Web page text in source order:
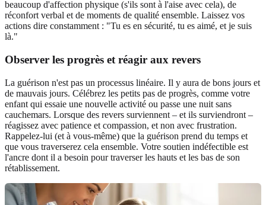
beaucoup d'affection physique (s'ils sont à l'aise avec cela), de
réconfort verbal et de moments de qualité ensemble. Laissez vos
actions dire constamment : "Tu es en sécurité, tu es aimé, et je suis
là."
Observer les progrès et réagir aux revers
La guérison n'est pas un processus linéaire. Il y aura de bons jours et
de mauvais jours. Célébrez les petits pas de progrès, comme votre
enfant qui essaie une nouvelle activité ou passe une nuit sans
cauchemars. Lorsque des revers surviennent – et ils surviendront –
réagissez avec patience et compassion, et non avec frustration.
Rappelez-lui (et à vous-même) que la guérison prend du temps et
que vous traverserez cela ensemble. Votre soutien indéfectible est
l'ancre dont il a besoin pour traverser les hauts et les bas de son
rétablissement.